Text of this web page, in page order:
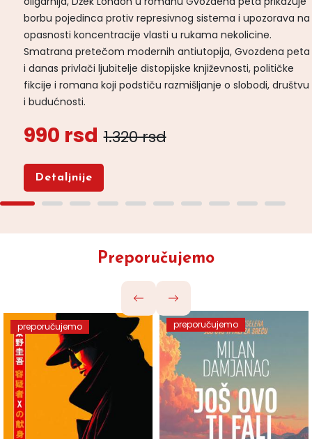
borbu pojedinca protiv represivnog sistema i upozorava na
opasnosti koncentracije vlasti u rukama nekolicine.
Smatrana pretečom modernih antiutopija, Gvozdena peta
i danas privlači ljubitelje distopijske književnosti, političke
fikcije i romana koji podstiču razmišljanje o slobodi, društvu
i budućnosti.
990 rsd 1.320 rsd
Detaljnije
Preporučujemo
preporučujemo preporučujemo